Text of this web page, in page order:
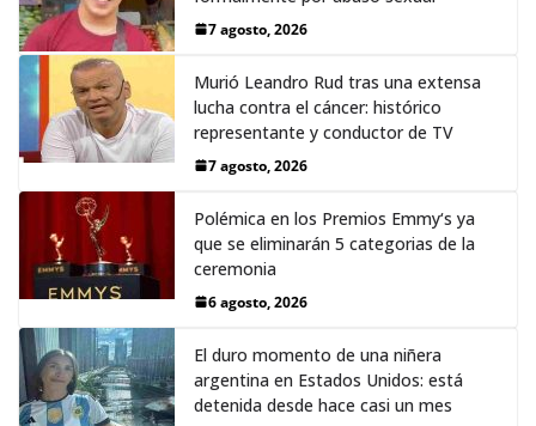
7 agosto, 2026
Murió Leandro Rud tras una extensa
lucha contra el cáncer: histórico
representante y conductor de TV
7 agosto, 2026
Polémica en los Premios Emmy‘s ya
que se eliminarán 5 categorias de la
ceremonia
6 agosto, 2026
El duro momento de una niñera
argentina en Estados Unidos: está
detenida desde hace casi un mes